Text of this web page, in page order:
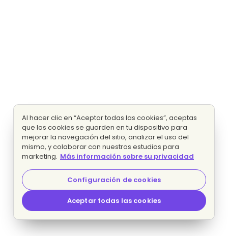
Al hacer clic en “Aceptar todas las cookies”, aceptas
que las cookies se guarden en tu dispositivo para
mejorar la navegación del sitio, analizar el uso del
mismo, y colaborar con nuestros estudios para
marketing. Más información sobre su privacidad
Configuración de cookies
Aceptar todas las cookies